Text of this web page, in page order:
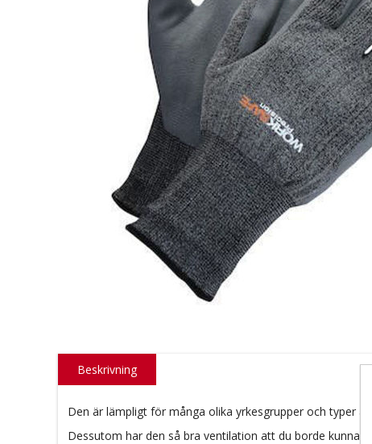
Beskrivning
Den är lämpligt för många olika yrkesgrupper och typer
Dessutom har den så bra ventilation att du borde kunna